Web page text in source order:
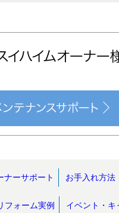
ナーサポート お手入れ方法
フォーム実例 イベント・キ